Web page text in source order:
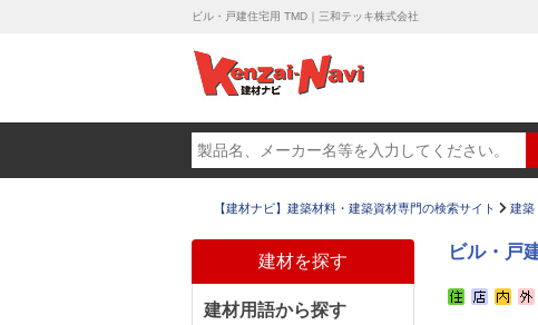
ビル・戸建住宅用 TMD｜三和テッキ株式会社
【建材ナビ】建築材料・建築資材専門の検索サイト 建築
建材を探す
建材用語から探す
ビル・戸